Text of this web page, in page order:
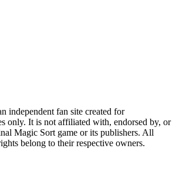
independent fan site created for
only. It is not affiliated with, endorsed by, or
Magic Sort game or its publishers. All
belong to their respective owners.